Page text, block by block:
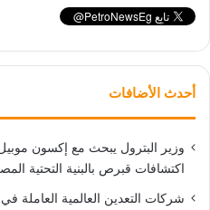
أحدث الأضافات
وزير البترول يبحث مع إكسون
اكتشافات قبرص بالبنية التحتية